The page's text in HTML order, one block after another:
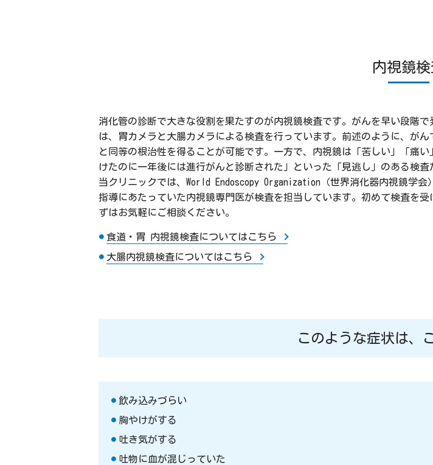
内視鏡検
消化管の診断で大きな役割を果たすのが内視鏡検査です。がんを早い段階
は、胃カメラと大腸カメラによる検査を行っています。前述のように、が
と同等の根治性を得ることが可能です。一方で、内視鏡は「苦しい」「痛
けたのに一年後には進行がんと診断された」といった「見逃し」のある検
当クリニックでは、World Endoscopy Organization（世界消化器内視鏡学
指導にあたっていた内視鏡専門医が検査を担当しています。初めて検査を
ずはお気軽にご相談ください。
食道・胃 内視鏡検査についてはこちら
大腸内視鏡検査についてはこちら
このような症状は、
飲み込みづらい
胸やけがする
吐き気がする
吐物に血が混じっていた